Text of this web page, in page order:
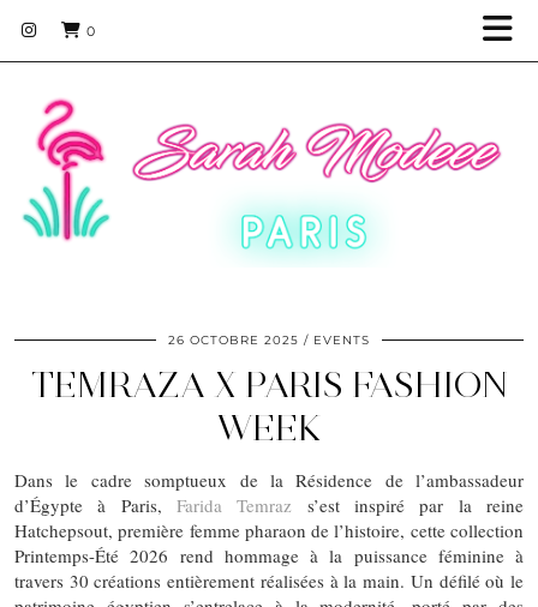
0
26 OCTOBRE 2025 EVENTS
TEMRAZA X PARIS FASHION
WEEK
Dans le cadre somptueux de la Résidence de l’ambassadeur
d’Égypte à Paris, Farida Temraz s’est inspiré par la reine
Hatchepsout, première femme pharaon de l’histoire, cette collection
Printemps-Été 2026 rend hommage à la puissance féminine à
travers 30 créations entièrement réalisées à la main. Un défilé où le